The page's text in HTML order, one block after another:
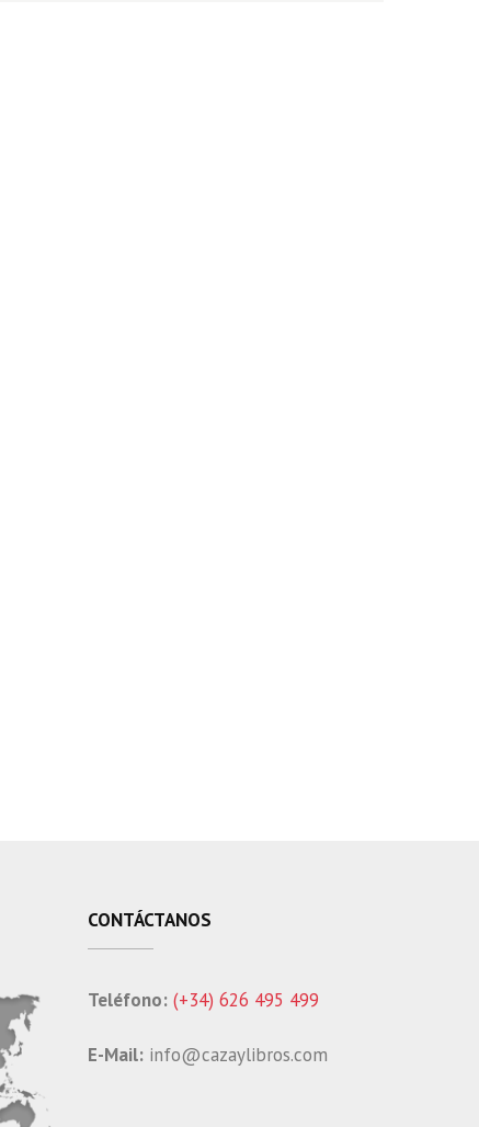
CONTÁCTANOS
Teléfono: (+34) 626 495 499
E-Mail: info@cazaylibros.com